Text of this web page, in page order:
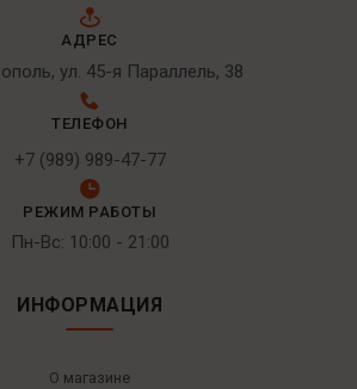
АДРЕС
ул. 45-я Параллель, 38
ТЕЛЕФОН
+7 (989) 989-47-77
РЕЖИМ РАБОТЫ
Пн-Вс: 10:00 - 21:00
ИНФОРМАЦИЯ
О магазине